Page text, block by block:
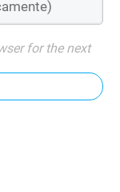
for the next